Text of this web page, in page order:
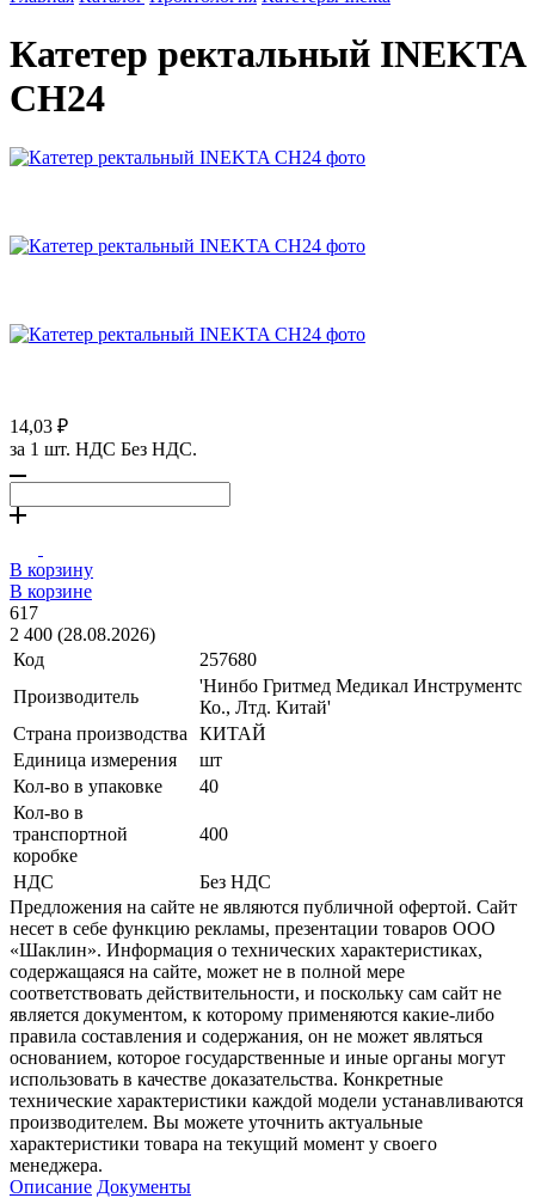
Катетер ректальный INEKTA
CH24
14,03 ₽
за 1 шт. НДС Без НДС.
В корзину
В корзине
617
2 400 (28.08.2026)
Код
257680
Производитель
'Нинбо Гритмед Медикал Инструментс
Ко., Лтд. Китай'
Страна производства
КИТАЙ
Единица измерения
шт
Кол-во в упаковке
40
Кол-во в
транспортной
коробке
400
НДС
Без НДС
Предложения на сайте не являются публичной офертой. Сайт
несет в себе функцию рекламы, презентации товаров ООО
«Шаклин». Информация о технических характеристиках,
содержащаяся на сайте, может не в полной мере
соответствовать действительности, и поскольку сам сайт не
является документом, к которому применяются какие-либо
правила составления и содержания, он не может являться
основанием, которое государственные и иные органы могут
использовать в качестве доказательства. Конкретные
технические характеристики каждой модели устанавливаются
производителем. Вы можете уточнить актуальные
характеристики товара на текущий момент у своего
менеджера.
Описание Документы